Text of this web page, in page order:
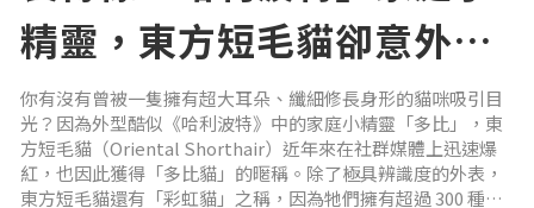
精靈，東方短毛貓卻意外超
黏人？飼養前必知5件事
你有沒有曾被一隻擁有超大耳朵、纖細修長身形的貓咪吸引目
光？因為外型酷似《哈利波特》中的家庭小精靈「多比」，東
方短毛貓（Oriental Shorthair）近年來在社群媒體上迅速爆
紅，也因此獲得「多比貓」的暱稱。除了極具辨識度的外表，
東方短毛貓還有「彩虹貓」之稱，因為牠們擁有超過 300 種毛